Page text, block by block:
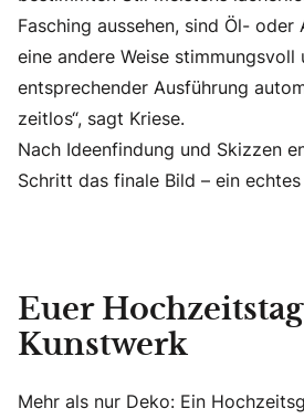
Fasching aussehen, sind Öl-
eine andere Weise stimmungsvoll
entsprechender Ausführung
zeitlos“, sagt Kriese.
Nach Ideenfindung und Skizzen
Schritt das finale Bild – ein
Euer
Kunstwerk
Mehr als nur Deko: Ein